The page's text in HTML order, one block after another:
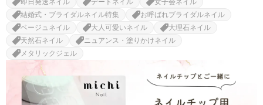
即日発送ネイル デートネイル
女子会ネイル
結婚式・ブライダルネイル特集
お呼ばれブライダルネイル
ベージュネイル
大人可愛いネイル
大理石ネイル
天然石ネイル
ニュアンス・塗りかけネイル
メタリックジェル